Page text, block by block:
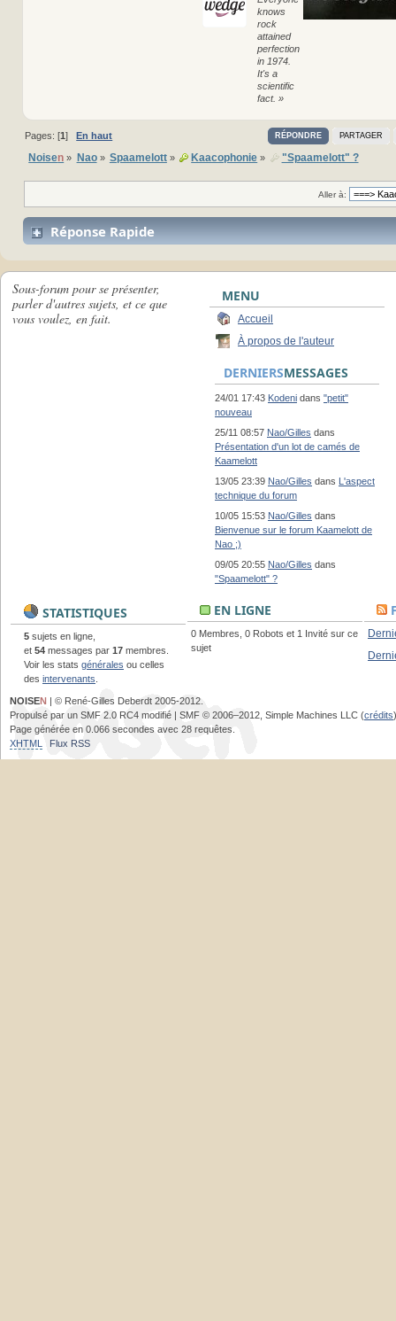
knows
rock
attained
perfection
in 1974.
It's a
scientific
fact. »
RÉPONDRE PARTAGER
Pages: [1]En haut
Noisen » Nao» Spaamelott» Kaacophonie » "Spaamelott" ?
Aller à:
Réponse Rapide
Sous-forum pour se présenter,
parler d'autres sujets, et ce que
vous voulez, en fait.
MENU
Accueil
À propos de l'auteur
DERNIERSMESSAGES
24/01 17:43 Kodeni dans "petit"
nouveau
25/11 08:57 Nao/Gilles dans
Présentation d'un lot de camés de
Kaamelott
13/05 23:39 Nao/Gilles dans L'aspect
technique du forum
10/05 15:53 Nao/Gilles dans
Bienvenue sur le forum Kaamelott de
Nao ;)
09/05 20:55 Nao/Gilles dans
"Spaamelott" ?
STATISTIQUES
5 sujets en ligne,
et 54 messages par 17 membres.
Voir les stats générales ou celles
des intervenants
EN LIGNE
0 Membres, 0 Robots et 1 Invité sur ce
sujet
NOISEN | © René-Gilles Deberdt 2005-2012.
Propulsé par un SMF 2.0 RC4 modifié | SMF © 2006–2012, Simple Machines LLC (crédits)
Page générée en 0.066 secondes avec 28 requêtes.
XHTML
Flux RSS